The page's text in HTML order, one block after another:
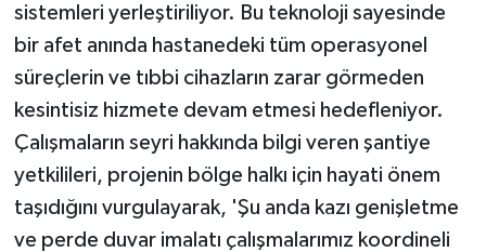
sistemleri yerleştiriliyor. Bu teknoloji sayesinde
bir afet anında hastanedeki tüm operasyonel
süreçlerin ve tıbbi cihazların zarar görmeden
kesintisiz hizmete devam etmesi hedefleniyor.
Çalışmaların seyri hakkında bilgi veren şantiye
yetkilileri, projenin bölge halkı için hayati önem
taşıdığını vurgulayarak, 'Şu anda kazı genişletme
ve perde duvar imalatı çalışmalarımız koordineli
YAŞAM
YEREL
Yerel Haberler